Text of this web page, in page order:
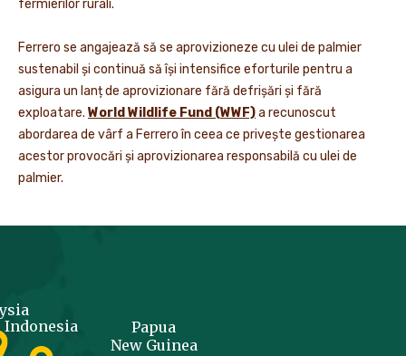
fermierilor rurali.
Ferrero se angajează să se aprovizioneze cu ulei de palmier
sustenabil și continuă să își intensifice eforturile pentru a
asigura un lanț de aprovizionare fără defrișări și fără
exploatare. World Wildlife Fund (WWF)a recunoscut
abordarea de vârf a Ferrero în ceea ce privește gestionarea
acestor provocări și aprovizionarea responsabilă cu ulei de
palmier.
Indonesia
Papua
New Guinea